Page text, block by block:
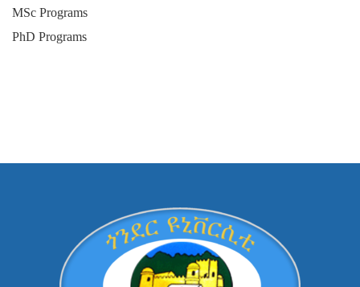
MSc Programs
PhD Programs